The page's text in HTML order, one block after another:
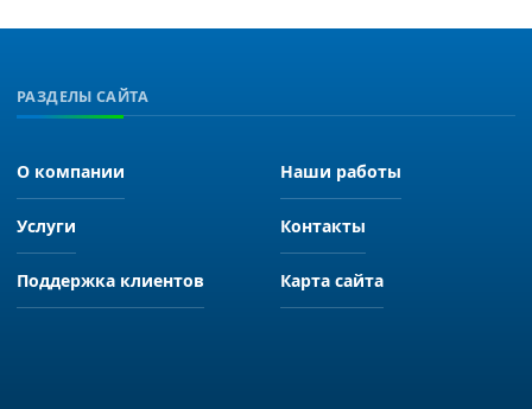
РАЗДЕЛЫ САЙТА
О компании Наши работы
Услуги Контакты
Поддержка клиентов Карта сайта